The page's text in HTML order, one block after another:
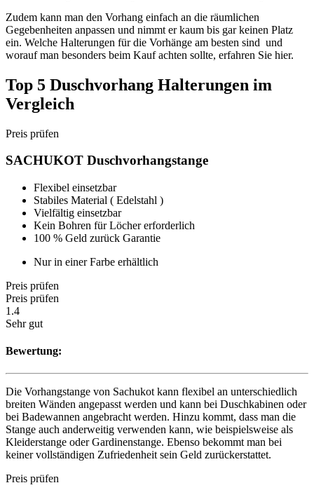
Zudem kann man den Vorhang einfach an die räumlichen
Gegebenheiten anpassen und nimmt er kaum bis gar keinen Platz
ein. Welche Halterungen für die Vorhänge am besten sind und
worauf man besonders beim Kauf achten sollte, erfahren Sie hier.
Top 5 Duschvorhang Halterungen im
Vergleich
Preis prüfen
SACHUKOT Duschvorhangstange
Flexibel einsetzbar
Stabiles Material ( Edelstahl )
Vielfältig einsetzbar
Kein Bohren für Löcher erforderlich
100 % Geld zurück Garantie
Nur in einer Farbe erhältlich
Preis prüfen
Preis prüfen
1.4
Sehr gut
Bewertung:
Die Vorhangstange von Sachukot kann flexibel an unterschiedlich
breiten Wänden angepasst werden und kann bei Duschkabinen oder
bei Badewannen angebracht werden. Hinzu kommt, dass man die
Stange auch anderweitig verwenden kann, wie beispielsweise als
Kleiderstange oder Gardinenstange. Ebenso bekommt man bei
keiner vollständigen Zufriedenheit sein Geld zurückerstattet.
Preis prüfen